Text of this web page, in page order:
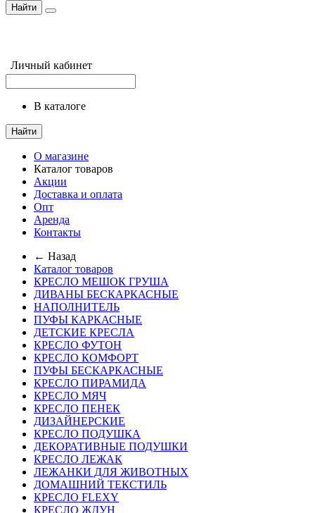
Найти
Личный кабинет
в каталоге
Найти
О магазине
Каталог товаров
Акции
Доставка и оплата
Опт
Аренда
Контакты
← Назад
Каталог товаров
КРЕСЛО МЕШОК ГРУША
ДИВАНЫ БЕСКАРКАСНЫЕ
НАПОЛНИТЕЛЬ
ПУФЫ КАРКАСНЫЕ
ДЕТСКИЕ КРЕСЛА
КРЕСЛО ФУТОН
КРЕСЛО КОМФОРТ
ПУФЫ БЕСКАРКАСНЫЕ
КРЕСЛО ПИРАМИДА
КРЕСЛО МЯЧ
КРЕСЛО ПЕНЕК
ДИЗАЙНЕРСКИЕ
КРЕСЛО ПОДУШКА
ДЕКОРАТИВНЫЕ ПОДУШКИ
КРЕСЛО ЛЕЖАК
ЛЕЖАНКИ ДЛЯ ЖИВОТНЫХ
ДОМАШНИЙ ТЕКСТИЛЬ
КРЕСЛО FLEXY
КРЕСЛО ЖДУН